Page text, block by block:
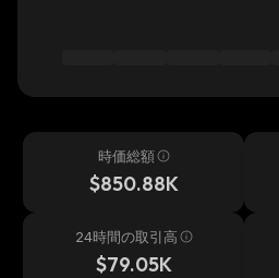
時価総額
$850.88K
24時間の取引高
$79.05K